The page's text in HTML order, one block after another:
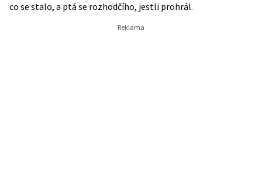
co se stalo, a ptá se rozhodčího, jestli prohrál.